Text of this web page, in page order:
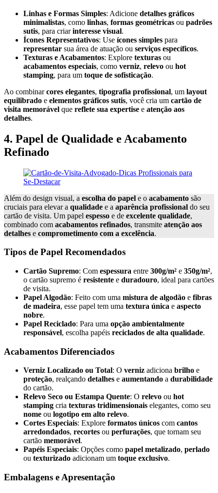
Linhas e Formas Simples: Adicione detalhes gráficos
minimalistas, como linhas, formas geométricas ou padrões
sutis, para criarinteresse visual.
Ícones Representativos: Use ícones simples para
representar sua área de atuação ou serviços específicos.
Texturas e Acabamentos: Explore texturas ou
acabamentos especiais, como verniz, relevo ou hot
stamping, para um toque de sofisticação.
Ao combinarcores elegantes, tipografia profissional, um layout
equilibrado e elementos gráficos sutis, você cria um cartão de
visita memorável que reflete sua expertise e atenção aos
detalhes.
4. Papel de Qualidade e Acabamento
Refinado
Além do design visual, a escolha do papel e o acabamento são
cruciais para elevar a qualidade e a aparência profissional do seu
cartão de visita. Um papel espesso e de excelente qualidade,
combinado com acabamentos refinados, transmite atenção aos
detalhes e comprometimento com a excelência.
Tipos de Papel Recomendados
Cartão Supremo: Com espessura entre 300g/m² e 350g/m²,
o cartão supremo é resistente e duradouro, ideal para cartões
de visita.
Papel Algodão: Feito com uma mistura de algodão e fibras
de madeira, esse papel tem uma textura única e aspecto
nobre.
Papel Reciclado: Para uma opção ambientalmente
responsável, escolha papéis reciclados de alta qualidade.
Acabamentos Diferenciados
Verniz Localizado ou Total: O verniz adiciona brilho e
proteção, realçando detalhes e aumentando a durabilidade
do cartão.
Relevo Seco ou Estampa Quente: O relevo ou hot
stamping cria texturas tridimensionais elegantes, como seu
nome ou logotipo em alto relevo.
Cortes Especiais: Explore formatos únicos com cantos
arredondados, recortes ou perfurações, que tornam seu
cartão memorável.
Papéis Especiais: Opções como papel metalizado, perlado
ou texturizado adicionam um toque exclusivo.
Embalagens e Apresentação